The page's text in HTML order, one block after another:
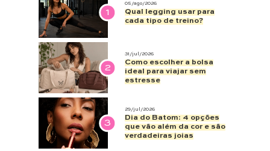
1
05/ago/2026
Qual legging usar para
cada tipo de treino?
2
31/jul/2026
Como escolher a bolsa
ideal para viajar sem
estresse
3
29/jul/2026
Dia do Batom: 4 opções
que vão além da cor e são
verdadeiras joias